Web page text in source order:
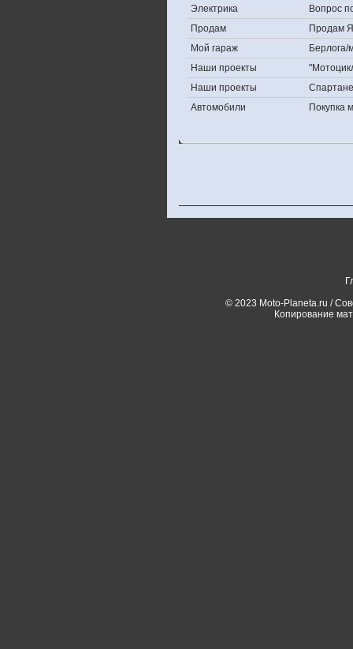
Электрика
Вопрос
Продам
Продам
Мой гараж
Берлога/
Наши проекты
Наши проекты
Автомобили
Покупка
© 2023 Moto-Planeta.ru /
Копирование